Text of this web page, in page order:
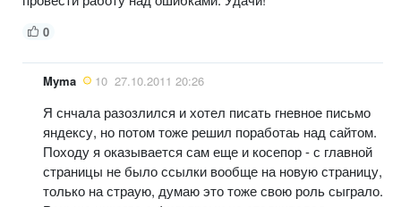
0
Myma 10 27.10.2011 20:26
Я снчала разозлился и хотел писать гневное письмо
яндексу, но потом тоже решил поработаь над сайтом.
Походу я оказывается сам еще и косепор - с главной
страницы не было ссылки вообще на новую страницу,
только на страую, думаю это тоже свою роль сыграло.